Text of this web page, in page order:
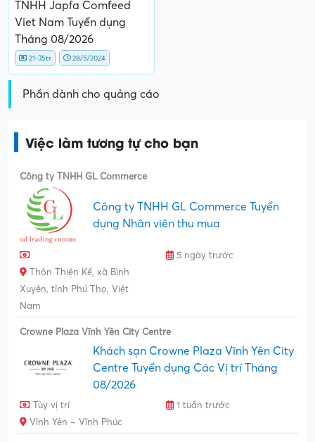
TNHH Japfa Comfeed
Viet Nam Tuyển dụng
Tháng 08/2026
21-35tr 28/5/2024
Phần dành cho quảng cáo
Việc làm tương tự cho bạn
Công ty TNHH GL Commerce
Công ty TNHH GL Commerce Tuyển
dụng Nhân viên thu mua
5 ngày trước
Thôn Thiện Kế, xã Bình
Xuyên, tỉnh Phú Thọ, Việt
Nam
Crowne Plaza Vĩnh Yên City Centre
Khách sạn Crowne Plaza Vĩnh Yên City
Centre Tuyển dụng Các Vị trí Tháng
08/2026
Tùy vị trí
1 tuần trước
Vĩnh Yên – Vĩnh Phúc